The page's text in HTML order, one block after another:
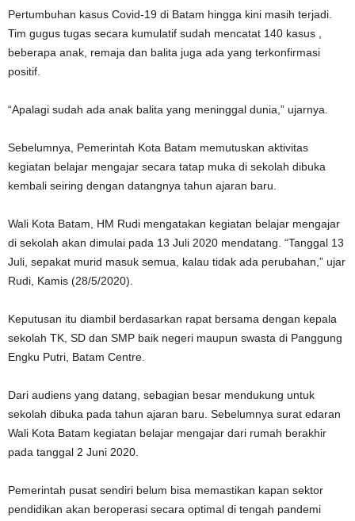
Pertumbuhan kasus Covid-19 di Batam hingga kini masih terjadi.
Tim gugus tugas secara kumulatif sudah mencatat 140 kasus ,
beberapa anak, remaja dan balita juga ada yang terkonfirmasi
positif.
“Apalagi sudah ada anak balita yang meninggal dunia,” ujarnya.
Sebelumnya, Pemerintah Kota Batam memutuskan aktivitas
kegiatan belajar mengajar secara tatap muka di sekolah dibuka
kembali seiring dengan datangnya tahun ajaran baru.
Wali Kota Batam, HM Rudi mengatakan kegiatan belajar mengajar
di sekolah akan dimulai pada 13 Juli 2020 mendatang. “Tanggal 13
Juli, sepakat murid masuk semua, kalau tidak ada perubahan,” ujar
Rudi, Kamis (28/5/2020).
Keputusan itu diambil berdasarkan rapat bersama dengan kepala
sekolah TK, SD dan SMP baik negeri maupun swasta di Panggung
Engku Putri, Batam Centre.
Dari audiens yang datang, sebagian besar mendukung untuk
sekolah dibuka pada tahun ajaran baru. Sebelumnya surat edaran
Wali Kota Batam kegiatan belajar mengajar dari rumah berakhir
pada tanggal 2 Juni 2020.
Pemerintah pusat sendiri belum bisa memastikan kapan sektor
pendidikan akan beroperasi secara optimal di tengah pandemi